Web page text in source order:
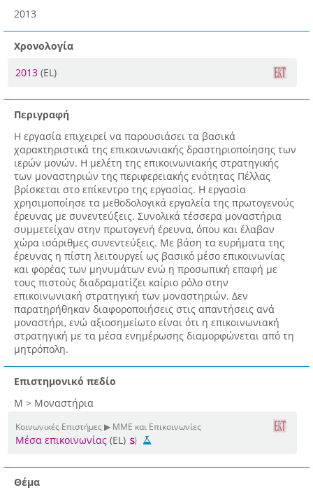
2013
Χρονολογία
2013 (EL)
Περιγραφή
Η εργασία επιχειρεί να παρουσιάσει τα βασικά
χαρακτηριστικά της επικοινωνιακής δραστηριοποίησης των
ιερών μονών. Η μελέτη της επικοινωνιακής στρατηγικής
των μοναστηριών της περιφερειακής ενότητας Πέλλας
βρίσκεται στο επίκεντρο της εργασίας. Η εργασία
χρησιμοποίησε τα μεθοδολογικά εργαλεία της πρωτογενούς
έρευνας με συνεντεύξεις. Συνολικά τέσσερα μοναστήρια
συμμετείχαν στην πρωτογενή έρευνα, όπου και έλαβαν
χώρα ισάριθμες συνεντεύξεις. Με βάση τα ευρήματα της
έρευνας η πίστη λειτουργεί ως βασικό μέσο επικοινωνίας
και φορέας των μηνυμάτων ενώ η προσωπική επαφή με
τους πιστούς διαδραματίζει καίριο ρόλο στην
επικοινωνιακή στρατηγική των μοναστηριών. Δεν
παρατηρήθηκαν διαφοροποιήσεις στις απαντήσεις ανά
μοναστήρι, ενώ αξιοσημείωτο είναι ότι η επικοινωνιακή
στρατηγική με τα μέσα ενημέρωσης διαμορφώνεται από τη
μητρόπολη.
Επιστημονικό πεδίο
Μ > Μοναστήρια
Κοινωνικές Επιστήμες ▶ ΜΜΕ και Επικοινωνίες
Μέσα επικοινωνίας (EL)
Θέμα